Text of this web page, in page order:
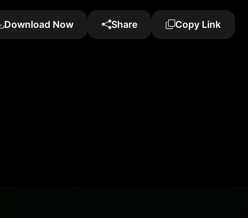
Download Now Share Copy Link